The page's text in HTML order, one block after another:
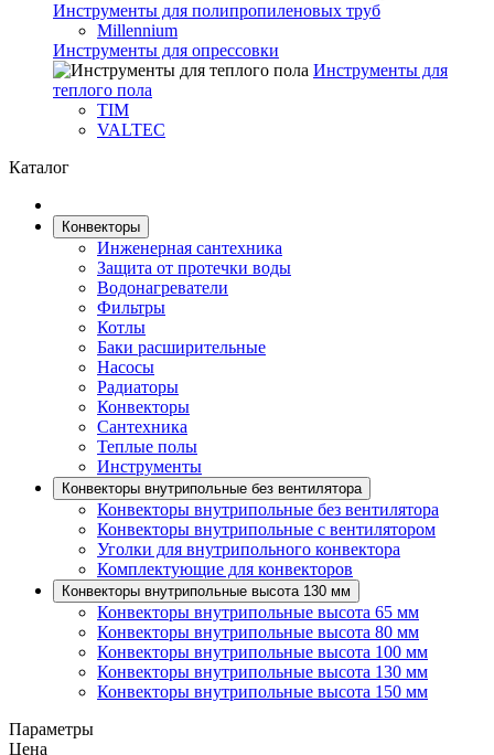
Инструменты для полипропиленовых труб
Millennium
Инструменты для опрессовки
Инструменты для
теплого пола
TIM
VALTEC
Каталог
Конвекторы
Инженерная сантехника
Защита от протечки воды
Водонагреватели
Фильтры
Котлы
Баки расширительные
Насосы
Радиаторы
Конвекторы
Сантехника
Теплые полы
Инструменты
Конвекторы внутрипольные без вентилятора
Конвекторы внутрипольные без вентилятора
Конвекторы внутрипольные с вентилятором
Уголки для внутрипольного конвектора
Комплектующие для конвекторов
Конвекторы внутрипольные высота 130 мм
Конвекторы внутрипольные высота 65 мм
Конвекторы внутрипольные высота 80 мм
Конвекторы внутрипольные высота 100 мм
Конвекторы внутрипольные высота 130 мм
Конвекторы внутрипольные высота 150 мм
Параметры
Цена